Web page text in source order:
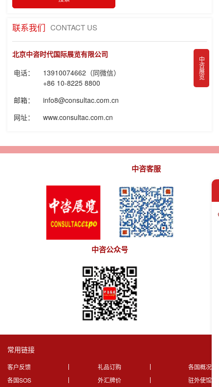
联系我们 CONTACT US
北京中咨时代国际展览有限公司
电话：
13910074662（同微信）
+86 10-8225 8800
邮箱：
info8@consultac.com.cn
网址：
www.consultac.com.cn
中咨展览
中咨客服
中咨公众号
常用链接
客户反馈 礼品订购
各国概况
各国SOS
外汇牌价 驻外使馆